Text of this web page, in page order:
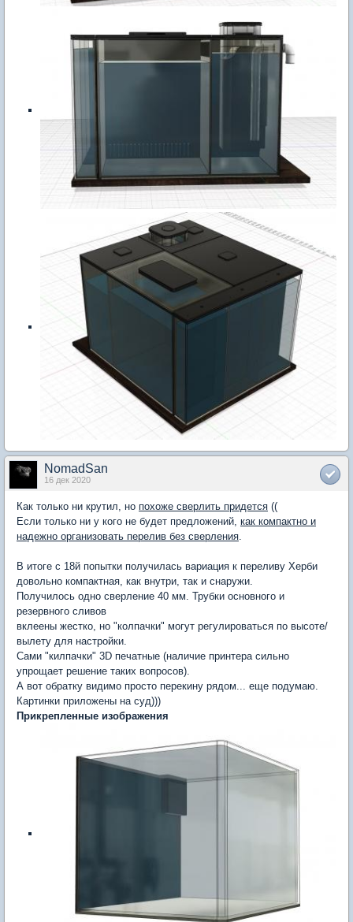
NomadSan
16 дек 2020
Как только ни крутил, но похоже сверлить придется ((
Если только ни у кого не будет предложений, как компактно и
надежно организовать перелив без сверления.
В итоге с 18й попытки получилась вариация к переливу Херби
довольно компактная, как внутри, так и снаружи.
Получилось одно сверление 40 мм. Трубки основного и
резервного сливов
вклеены жестко, но "колпачки" могут регулироваться по высоте/
вылету для настройки.
Сами "килпачки" 3D печатные (наличие принтера сильно
упрощает решение таких вопросов).
А вот обратку видимо просто перекину рядом... еще подумаю.
Картинки приложены на суд)))
Прикрепленные изображения